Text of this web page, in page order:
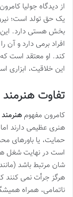
از دیدگاه جولیا
یک حق تولد است؛
بخش هستی دارد. این
افراد برمی دارد و
کند. او معتقد است
این خلاقیت، ابزاری
تفاوت
کامرون مفهوم
هنری عظیمی دارند
حمایت، یا باورهای
است در نهایت شغل
شان مرتبط باشد
هرگز جرأت نمی
ناتمامی، همراه